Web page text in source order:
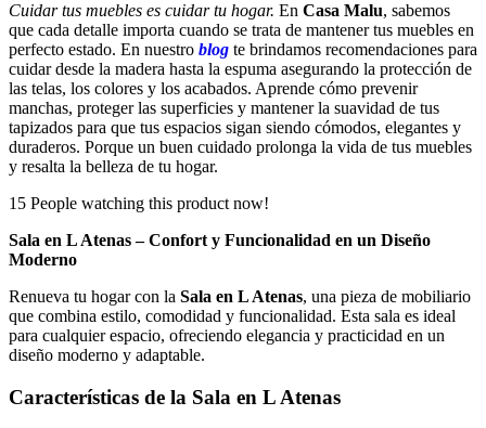
Cuidar tus muebles es cuidar tu hogar. En Casa Malu, sabemos
que cada detalle importa cuando se trata de mantener tus muebles en
perfecto estado. En nuestro blog te brindamos recomendaciones para
cuidar desde la madera hasta la espuma asegurando la protección de
las telas, los colores y los acabados. Aprende cómo prevenir
manchas, proteger las superficies y mantener la suavidad de tus
tapizados para que tus espacios sigan siendo cómodos, elegantes y
duraderos. Porque un buen cuidado prolonga la vida de tus muebles
y resalta la belleza de tu hogar.
15 People watching this product now!
Sala en L Atenas – Confort y Funcionalidad en un Diseño
Moderno
Renueva tu hogar con la Sala en L Atenas, una pieza de mobiliario
que combina estilo, comodidad y funcionalidad. Esta sala es ideal
para cualquier espacio, ofreciendo elegancia y practicidad en un
diseño moderno y adaptable.
Características de la Sala en L Atenas